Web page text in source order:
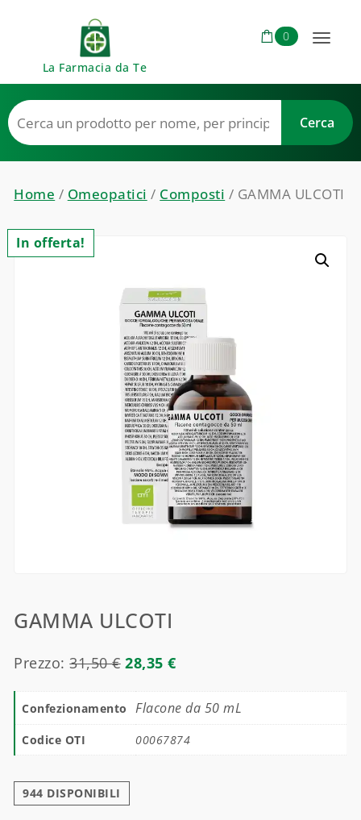
La Farmacia da Te
0
Toggle
Home / Omeopatici / Composti / GAMMA ULCOTI
In offerta!
GAMMA ULCOTI
Prezzo:31,50€ 28,35€
Confezionamento Flacone da 50 mL
Codice OTI 00067874
944 DISPONIBILI